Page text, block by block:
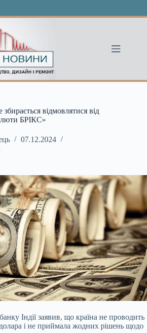
відмовлятися від
БРІКС»
07.12.2024
Індії заявив, що країна не проводить
і не приймала жодних рішень щодо